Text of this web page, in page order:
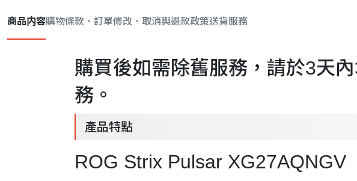
商品内容購物條款、訂單修改、取消與退款政策送貨服務
購買後如需除舊服務，請於3天
務。
產品特點
ROG Strix Pulsar XG27AQNGV